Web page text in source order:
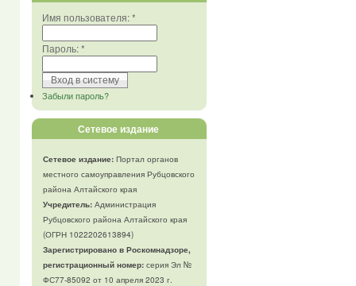
Имя пользователя:*
Пароль:*
Забыли пароль?
Сетевое издание
Сетевое издание:Портал органов
местного самоуправления Рубцовского
района Алтайского края
Учредитель:Администрация
Рубцовского района Алтайского края
(ОГРН 1022202613894)
Зарегистрировано в Роскомнадзоре,
регистрационный номер:серия Эл №
ФС77-85092 от 10 апреля 2023 г.